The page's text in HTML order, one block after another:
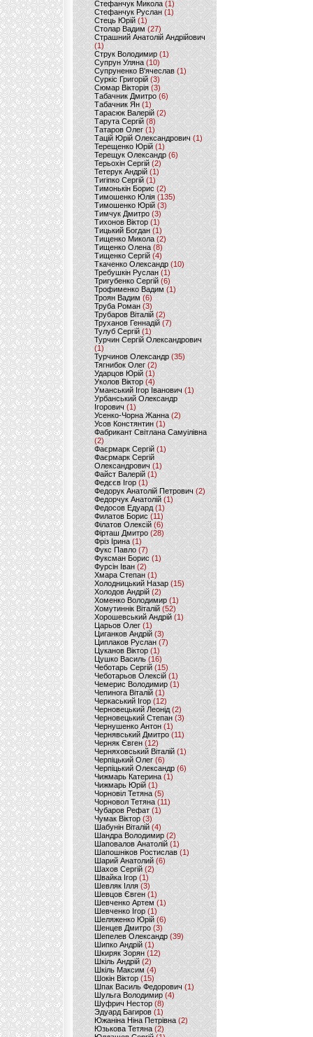
Стефанчук Микола (1)
Стефанчук Руслан (1)
Стець Юрій (1)
Столар Вадим(27)
Страшний Анатолій Андрійович
(1)
Струк Володимир (1)
Супрун Уляна (10)
Супруненко В'ячеслав (1)
Суркіс Григорій (3)
Сюмар Вікторія (3)
Табачник Дмитро (6)
Табачник Ян(1)
Тарасюк Валерій (2)
Тарута Сергій (8)
Татаров Олег(1)
Тацій Юрій Олександрович(1)
Терещенко Юрій(1)
Терещук Олександр(6)
Терьохін Сергій (2)
Тетерук Андрій (1)
Тигіпко Сергій(1)
Тимонькін Борис (2)
Тимошенко Юлія (135)
Тимошенко Юрій(3)
Тимчук Дмитро (3)
Тихонов Віктор (1)
Тицький Богдан (1)
Тищенко Микола (2)
Тищенко Олена (8)
Тищенко Сергій (4)
Ткаченко Олександр (10)
Требушкін Руслан (1)
Тригубенко Сергій(6)
Трофименко Вадим (1)
Троян Вадим (6)
Труба Роман(3)
Трубаров Віталій (2)
Труханов Геннадій (7)
Тулуб Сергій(1)
Турчин Сергій Олександрович
(1)
Турчинов Олександр(35)
Тягнибок Олег (2)
Ударцов Юрій (1)
Уколов Віктор(4)
Уманський Ігор Іванович(1)
Урбанський Олександр
Ігорович (1)
Усенко-Чорна Жанна (2)
Усов Констянтин(1)
Фабрикант Світлана Самуілівна
(2)
Фаєрмарк Сергій(1)
Фаєрмарк Сергій
Олександрович (1)
Файст Валерій(1)
Федєєв Ігор (1)
Федорук Анатолій Петрович (2)
Федорчук Анатолій (1)
Федосов Едуард (1)
Филатов Борис (11)
Філатов Олексій (6)
Фірташ Дмитро (28)
Фріз Ірина (1)
Фукс Павло (7)
Фуксман Борис (1)
Фурсін Іван (2)
Хмара Степан(1)
Холодницький Назар(15)
Холодов Андрій (2)
Хоменко Володимир (1)
Хомутиннік Віталій (52)
Хорошевський Андрій (1)
Царьов Олег (1)
Циганков Андрій (3)
Циплаков Руслан(7)
Цуканов Віктор (1)
Цушко Василь (16)
Чеботарь Сергій (15)
Чеботарьов Олексій (1)
Чемерис Володимир (1)
Чепинога Віталій (1)
Черкаський Ігор (12)
Черновецький Леонід(2)
Черновецький Степан (3)
Чернушенко Антон (1)
Чернявський Дмитро(11)
Черняк Євген(12)
Черняховський Віталій (1)
Черпіцький Олег (6)
Черпіцький Олександр (6)
Чижмарь Катерина (1)
Чижмарь Юрій (1)
Чорновіл Тетяна (5)
Чорновол Тетяна (11)
Чубаров Рефат (1)
Чумак Віктор(3)
Шабунін Віталій (4)
Шандра Володимир (2)
Шаповалов Анатолій(1)
Шапошніков Ростислав(1)
Шарий Анатолий(6)
Шахов Сергій(2)
Швайка Ігор (1)
Шевляк Ілля (3)
Шевцов Євген (1)
Шевченко Артем(1)
Шевченко Ігор(1)
Шеляженко Юрій (6)
Шенцев Дмитро (3)
Шепелев Олександр (39)
Шипко Андрій(1)
Шкиряк Зорян(12)
Шкіль Андрій(2)
Шкіль Максим (4)
Шокін Віктор (15)
Шпак Василь Федорович (1)
Шульга Володимир (4)
Шуфрич Нестор(8)
Эдуард Багиров (1)
Южаніна Ніна Петрівна (2)
Юзькова Тетяна(2)